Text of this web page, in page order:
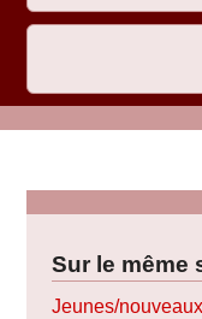
Sur le même
Jeunes/